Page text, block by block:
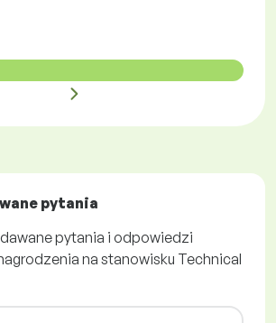
pytania
pytania i odpowiedzi
na stanowisku Technical